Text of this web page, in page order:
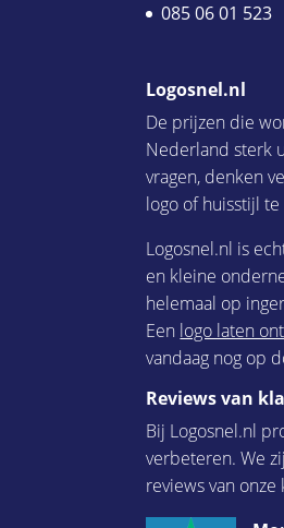
085 06 01 523
Logosnel.nl
De prijzen die
Nederland sterk
vragen, denken
logo of huisstijl
Logosnel.nl is
en kleine
helemaal op
Een logo laten
vandaag nog op
Reviews van
Bij Logosnel.nl
verbeteren. We
reviews van onze